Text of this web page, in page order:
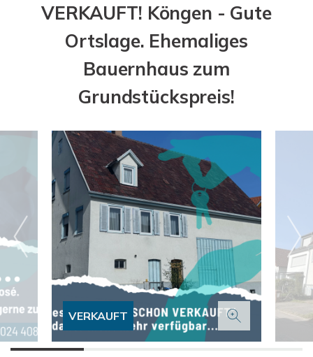
VERKAUFT! Köngen - Gute
Ortslage. Ehemaliges
Bauernhaus zum
Grundstückspreis!
VERKAUFT